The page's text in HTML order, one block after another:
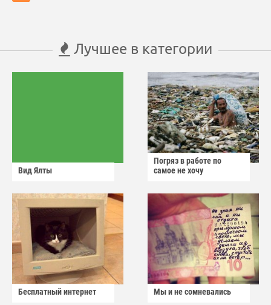
Лучшее в категории
Вид Ялты
Погряз в работе по
самое не хочу
Бесплатный интернет Мы и не сомневались